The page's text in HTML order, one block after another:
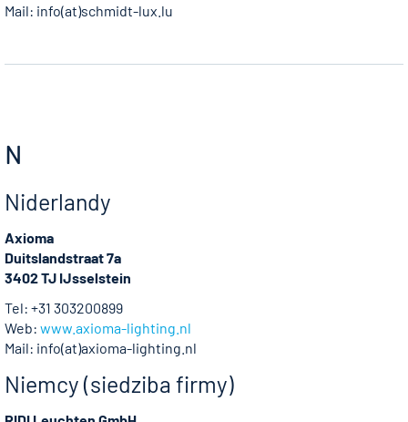
Mail: info(at)schmidt-lux.lu
N
Niderlandy
Axioma
Duitslandstraat 7a
3402 TJ IJsselstein
Tel: +31 303200899
Web: www.axioma-lighting.nl
Mail: info(at)axioma-lighting.nl
Niemcy (siedziba firmy)